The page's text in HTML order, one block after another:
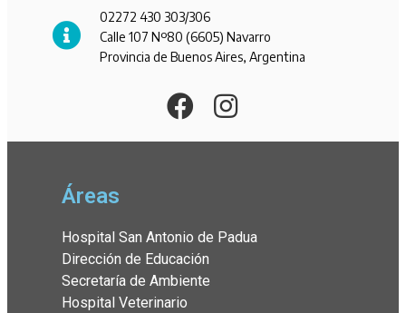
02272 430 303/306
Calle 107 Nº80 (6605) Navarro
Provincia de Buenos Aires, Argentina
Áreas
Hospital San Antonio de Padua
Dirección de Educación
Secretaría de Ambiente
Hospital Veterinario